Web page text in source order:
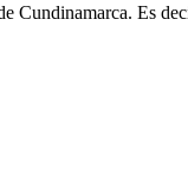
Cundinamarca. Es